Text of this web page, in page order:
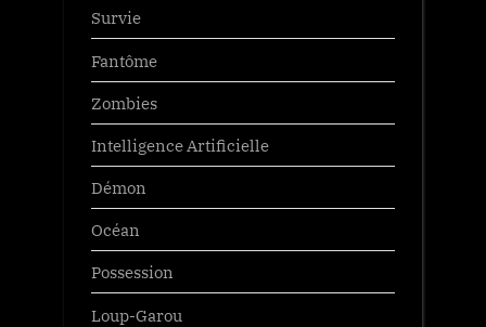
Survie
Fantôme
Zombies
Intelligence Artificielle
Démon
Océan
Possession
Loup-Garou